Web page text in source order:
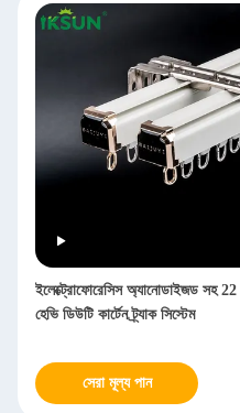
ইলেক্ট্রোফোরেসিস অ্যানোডাইজড সহ
হেভি ডিউটি ​​কার্টেন ট্র্যাক সিস্টেম
সেরা মূল্য পান